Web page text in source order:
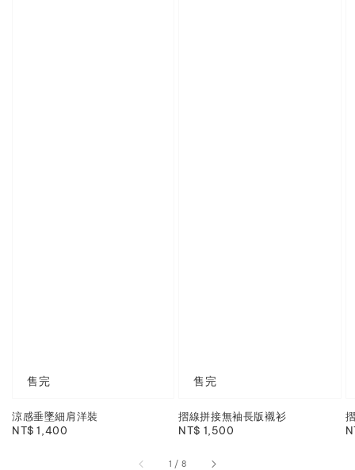
售完
涼感垂墜細肩洋裝
Regular
NT$ 1,400
售完
摺線拼接無袖長版襯衫
Regular
NT$ 1,500
1 / 8